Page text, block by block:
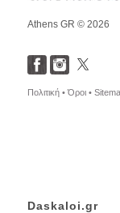
Athens GR © 2026
Πολιτική •Όροι •
Daskaloi.gr